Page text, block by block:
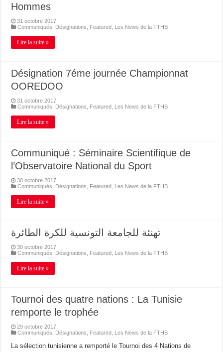
Hommes
31 octobre 2017
Communiqués
Désignations Featured Les News de la FTHB
Lire la suite »
Désignation 7éme journée Championnat
OOREDOO
31 octobre 2017
Communiqués
Désignations Featured Les News de la FTHB
Lire la suite »
Communiqué : Séminaire Scientifique de
l’Observatoire National du Sport
30 octobre 2017
Communiqués
Désignations Featured Les News de la FTHB
Lire la suite »
تهنئة للجامعة التونسية للكرة الطائرة
30 octobre 2017
Communiqués
Désignations Featured Les News de la FTHB
Lire la suite »
Tournoi des quatre nations : La Tunisie
remporte le trophée
29 octobre 2017
Communiqués
Désignations Featured Les News de la FTHB
La sélection tunisienne a remporté le Tournoi des 4 Nations de